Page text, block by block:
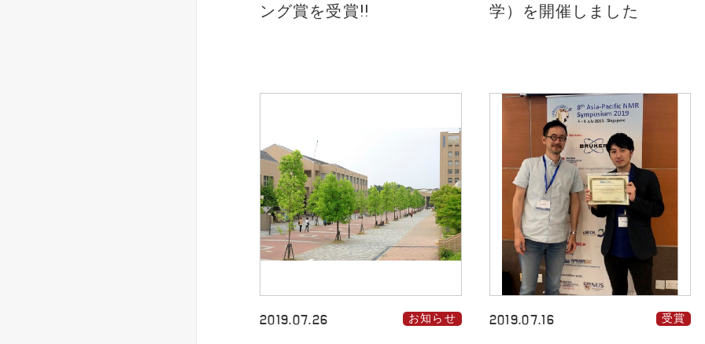
ング賞を受賞!!
学）を開催しました
2019.07.26 お知らせ 2019.07.16 受賞